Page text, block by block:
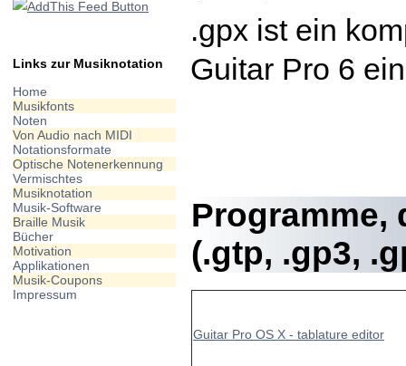
Links zur Musiknotation
Home
Musikfonts
Noten
Von Audio nach MIDI
Notationsformate
Optische Notenerkennung
Vermischtes
Musiknotation
Musik-Software
Braille Musik
Bücher
Motivation
Applikationen
Musik-Coupons
Impressum
.gpx ist ein
Guitar Pro 6
Programme,
(.gtp, .gp3,
Guitar Pro OS X - tablature editor